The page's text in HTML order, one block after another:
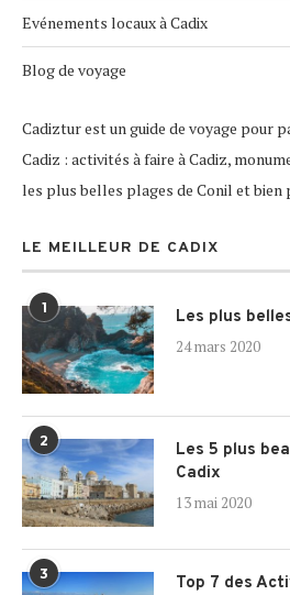
Evénements locaux à Cadix
Blog de voyage
Cadiztur est un guide de voyage pour
Cadiz : activités à faire à Cadiz,
les plus belles plages de Conil et bien
LE MEILLEUR DE CADIX
1 Les plus
24 mars 2020
2
Les 5 plus
Cadix
13 mai 2020
3
Top 7 des